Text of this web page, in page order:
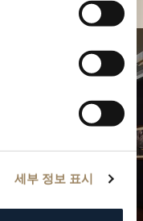
세부 정보 표시